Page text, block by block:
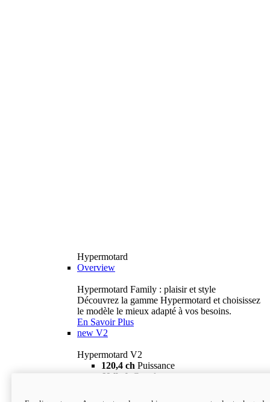
Hypermotard
Overview
Hypermotard Family : plaisir et style
Découvrez la gamme Hypermotard et choisissez
le modèle le mieux adapté à vos besoins.
En Savoir Plus
new V2
Hypermotard V2
120,4 ch Puissance
69 lb-ft
Couple
18 895 $